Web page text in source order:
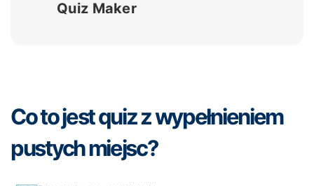
Quiz Maker
Co to jest quiz z wypełnieniem
pustych miejsc?